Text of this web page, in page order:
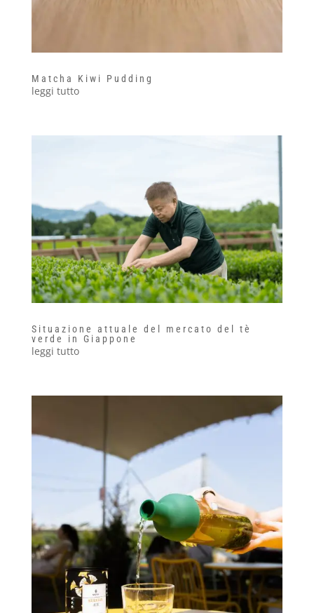
Matcha Kiwi Pudding
leggi tutto
Situazione attuale del mercato del tè
verde in Giappone
leggi tutto